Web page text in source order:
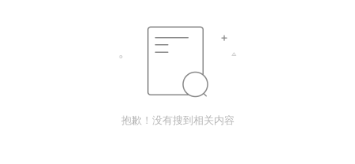
抱歉！没有搜到相关内容